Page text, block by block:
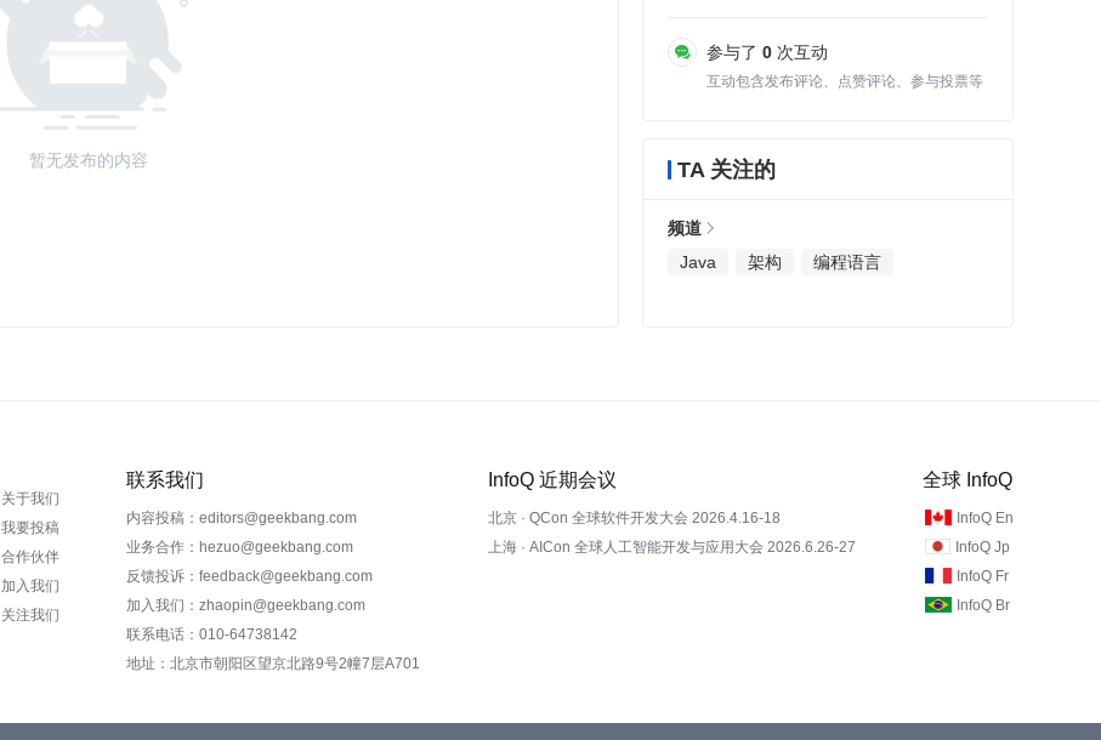
暂无发布的内容
参与了 0 次互动
互动包含发布评论、点赞评论、参与投票等
TA 关注的
频道
Java
架构 编程语言
关于我们
我要投稿
合作伙伴
加入我们
关注我们
联系我们
内容投稿：editors@geekbang.com
业务合作：hezuo@geekbang.com
反馈投诉：feedback@geekbang.com
加入我们：zhaopin@geekbang.com
联系电话：010-64738142
地址：北京市朝阳区望京北路9号2幢7层A701
InfoQ 近期会议
北京 · QCon 全球软件开发大会 2026.4.16-18
上海 · AICon 全球人工智能开发与应用大会 2026.6.26-27
全球 InfoQ
InfoQ En
InfoQ Jp
InfoQ Fr
InfoQ Br